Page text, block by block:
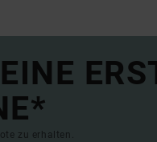
zu erhalten.